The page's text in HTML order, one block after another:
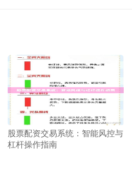
股票配资交易系统：智能风控与
杠杆操作指南